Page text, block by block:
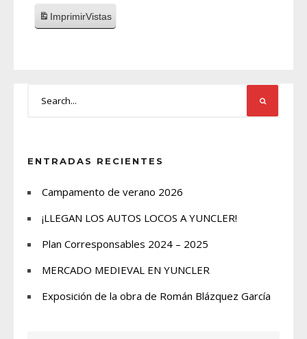
ImprimirVistas
ENTRADAS RECIENTES
Campamento de verano 2026
¡LLEGAN LOS AUTOS LOCOS A YUNCLER!
Plan Corresponsables 2024 – 2025
MERCADO MEDIEVAL EN YUNCLER
Exposición de la obra de Román Blázquez García